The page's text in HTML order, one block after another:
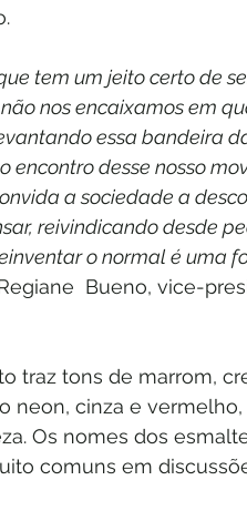
tem um jeito certo de
nos encaixamos em
essa bandeira
encontro desse nosso
a sociedade a
reivindicando desde
o normal é uma
Bueno, vice-
traz tons de marrom,
neon, cinza e
Os nomes dos
comuns em